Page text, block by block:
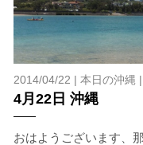
2014/04/22 | 本日の沖縄 |
4月22日 沖縄
おはようございます、